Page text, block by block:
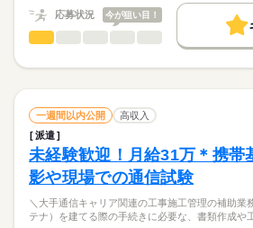
基本特徴
未経験OK
20代活躍 40
就業時間・曜日
Wワーク可
働き方・環境
大手企業
社会保険制度 制服あり
バイク自転車
車OK 派遣活躍中
※直線距離1.8km以上の場合、交通費支給
公共機関の場合、1ヵ月の定期代支給
月曜～金曜/8：30～17：20（休憩12：00
※工事状況により、時間外が発生する場合
休日・休暇 土曜 日曜 祝日
・GW、夏期休暇、年末年始休暇
応募する
男女の割合 男性
仕事の仕方 ひとりで
職場の様子
業界 その他
一般事務・OA事務
データ入力、支払業務、書類整理、備品
書類作成、電話応対、来客応対、その他部
【ここがポイント！】
6名のスタッフがいる部署への配属となり
境です。
応募資格
・事務の経験がある方歓迎（業界不問）
・PC基本操作可能な方（Excelが使える
応募状況 今が狙い目！
一週間以内公開
高収入
派遣
未経験歓迎！月給31万＊携帯
影や現場での通信試験
＼大手通信キャリア関連の工事施工管理の補助業
テナ）を建てる際の手続きに必要な、書類作成や